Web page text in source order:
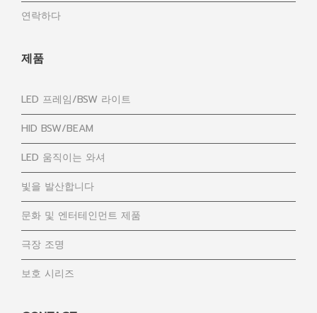
연락하다
제품
LED 프레임/BSW 라이트
HID BSW/BEAM
LED 움직이는 와셔
빛을 발산합니다
문화 및 엔터테인먼트 제품
극장 조명
보호 시리즈